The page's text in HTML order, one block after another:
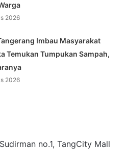
2026
Imbau Masyarakat
Temukan Tumpukan Sampah,
2026
no.1, TangCity Mall